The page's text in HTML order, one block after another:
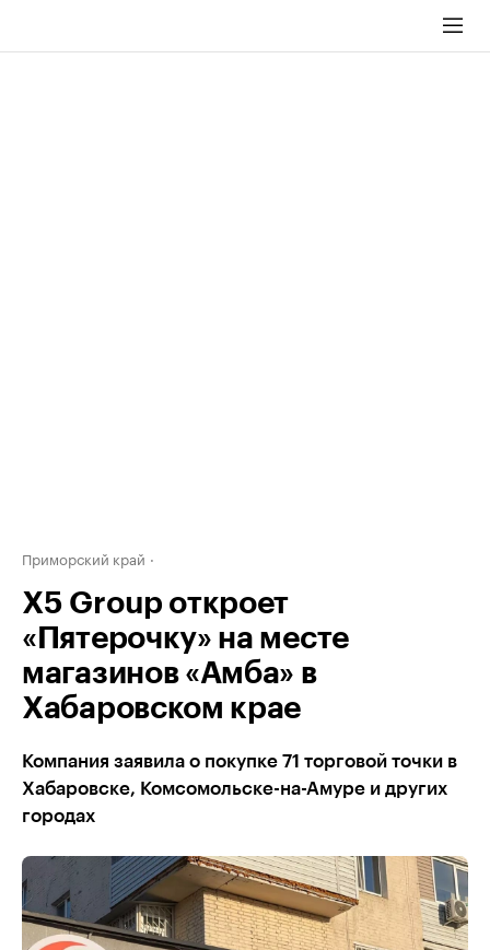
Приморский край
X5 Group откроет
«Пятерочку» на месте
магазинов «Амба» в
Хабаровском крае
Компания заявила о покупке 71 торговой точки в
Хабаровске, Комсомольске-на-Амуре и других
городах